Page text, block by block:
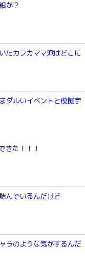
が？
たカフカママ派はどこに
ダルいイベントと模擬宇
きた！！！
んでいるんだけど
ラのような気がするんだ